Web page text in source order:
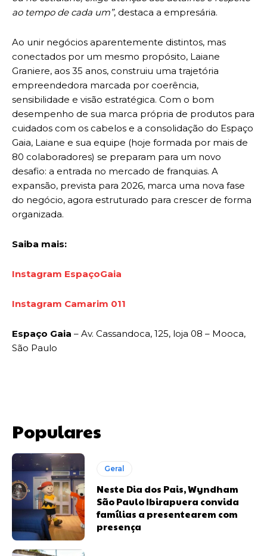
ao tempo de cada um”, destaca a empresária.
Ao unir negócios aparentemente distintos, mas
conectados por um mesmo propósito, Laiane
Graniere, aos 35 anos, construiu uma trajetória
empreendedora marcada por coerência,
sensibilidade e visão estratégica. Com o bom
desempenho de sua marca própria de produtos para
cuidados com os cabelos e a consolidação do Espaço
Gaia, Laiane e sua equipe (hoje formada por mais de
80 colaboradores) se preparam para um novo
desafio: a entrada no mercado de franquias. A
expansão, prevista para 2026, marca uma nova fase
do negócio, agora estruturado para crescer de forma
organizada.
Saiba mais:
Instagram EspaçoGaia
Instagram Camarim 011
Espaço Gaia – Av. Cassandoca, 125, loja 08 – Mooca,
São Paulo
Populares
Geral
Neste Dia dos Pais, Wyndham
São Paulo Ibirapuera convida
famílias a presentearem com
presença